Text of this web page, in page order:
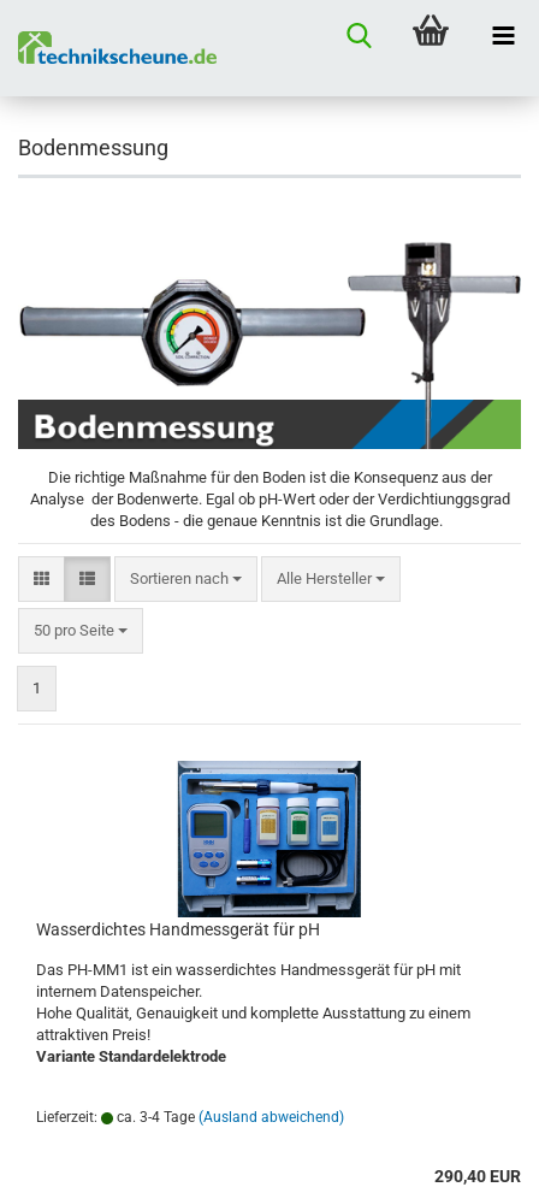
Bodenmessung
Die richtige Maßnahme für den Boden ist die Konsequenz aus der
Analyse der Bodenwerte. Egal ob pH-Wert oder der Verdichtiunggsgrad
des Bodens - die genaue Kenntnis ist die Grundlage.
Sortieren nach
Sortieren nach Alle Hersteller
50 pro Seite
pro Seite
1
Wasserdichtes Handmessgerät für pH
Das PH-MM1 ist ein wasserdichtes Handmessgerät für pH mit
internem Datenspeicher.
Hohe Qualität, Genauigkeit und komplette Ausstattung zu einem
attraktiven Preis!
Variante Standardelektrode
Lieferzeit: ca. 3-4 Tage (Ausland abweichend)
290,40 EUR